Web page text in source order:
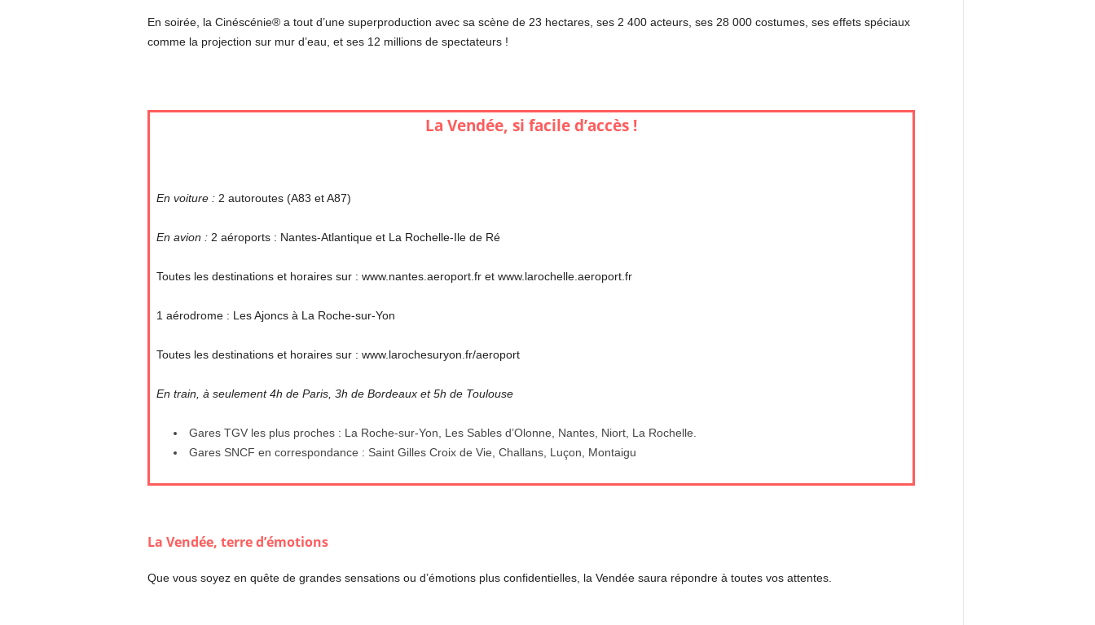
En soirée, la Cinéscénie® a tout d’une superproduction avec sa scène de 23 hectares, ses 2 400 acteurs, ses 28 000 costumes, ses effets spéciaux
comme la projection sur mur d’eau, et ses 12 millions de spectateurs !
La Vendée, si facile d’accès !
En voiture : 2 autoroutes (A83 et A87)
En avion :2 aéroports : Nantes-Atlantique et La Rochelle-Ile de Ré
Toutes les destinations et horaires sur : www.nantes.aeroport.fr et www.larochelle.aeroport.fr
1 aérodrome : Les Ajoncs à La Roche-sur-Yon
Toutes les destinations et horaires sur : www.larochesuryon.fr/aeroport
En train, à seulement 4h de Paris, 3h de Bordeaux et 5h de Toulouse
Gares TGV les plus proches : La Roche-sur-Yon, Les Sables d’Olonne, Nantes, Niort, La Rochelle.
Gares SNCF en correspondance : Saint Gilles Croix de Vie, Challans, Luçon, Montaigu
La Vendée, terre d’émotions
Que vous soyez en quête de grandes sensations ou d’émotions plus confidentielles, la Vendée saura répondre à toutes vos attentes.